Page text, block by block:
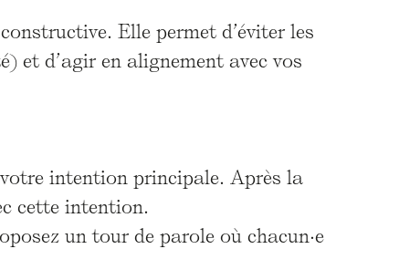
Elle permet d’éviter les
et d’agir en alignement avec vos
intention principale. Après la
cette intention.
un tour de parole où chacun·e